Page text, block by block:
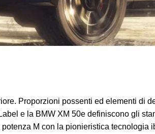
Proporzioni possenti ed elementi di
e la BMW XM 50e definiscono gli
M con la pionieristica tecnologia